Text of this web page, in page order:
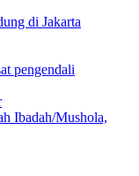
di Jakarta
pengendali
Ibadah/Mushola,